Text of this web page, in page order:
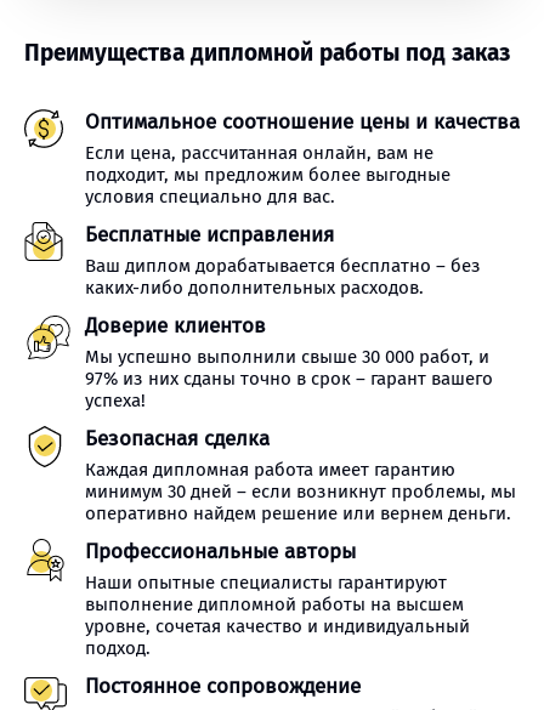
Преимущества дипломной работы под заказ
Оптимальное соотношение цены и качества
Если цена, рассчитанная онлайн, вам не
подходит, мы предложим более выгодные
условия специально для вас.
Бесплатные исправления
Ваш диплом дорабатывается бесплатно – без
каких-либо дополнительных расходов.
Доверие клиентов
Мы успешно выполнили свыше 30 000 работ, и
97% из них сданы точно в срок – гарант вашего
успеха!
Безопасная сделка
Каждая дипломная работа имеет гарантию
минимум 30 дней – если возникнут проблемы, мы
оперативно найдем решение или вернем деньги.
Профессиональные авторы
Наши опытные специалисты гарантируют
выполнение дипломной работы на высшем
уровне, сочетая качество и индивидуальный
подход.
Постоянное сопровождение